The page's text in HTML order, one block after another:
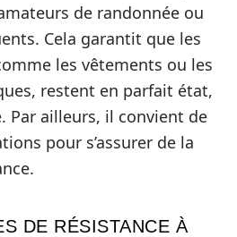
de randonnée ou
Cela garantit que les
les vêtements ou les
restent en parfait état,
Par ailleurs, il convient de
pour s’assurer de la
DE RÉSISTANCE À